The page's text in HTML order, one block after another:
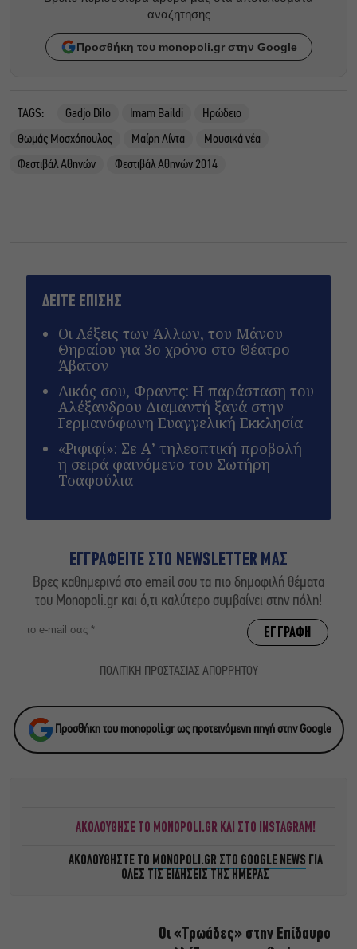
αναζητησης
Προσθήκη του monopoli.gr στην Google
TAGS: Gadjo Dilo Imam Baildi
Ηρώδειο
Θωμάς Μοσχόπουλος
Μαίρη Λίντα
Μουσικά νέα
Φεστιβάλ Αθηνών
Φεστιβάλ Αθηνών 2014
ΔΕΙΤΕ ΕΠΙΣΗΣ
Οι Λέξεις των Άλλων, του Μάνου
Θηραίου για 3ο χρόνο στο Θέατρο
Άβατον
Δικός σου, Φραντς: Η παράσταση του
Αλέξανδρου Διαμαντή ξανά στην
Γερμανόφωνη Ευαγγελική Εκκλησία
«Ριφιφί»: Σε Α’ τηλεοπτική προβολή
η σειρά φαινόμενο του Σωτήρη
Τσαφούλια
ΕΓΓΡΑΦΕΙΤΕ ΣΤΟ NEWSLETTER ΜΑΣ
Βρες καθημερινά στο email σου τα πιο δημοφιλή θέματα
του Monopoli.gr και ό,τι καλύτερο συμβαίνει στην πόλη!
ΠΟΛΙΤΙΚΗ ΠΡΟΣΤΑΣΙΑΣ ΑΠΟΡΡΗΤΟΥ
Προσθήκη του monopoli.gr ως προτεινόμενη πηγή στην Google
ΑΚΟΛΟΥΘΗΣΕ ΤΟ MONOPOLI.GR ΚΑΙ ΣΤΟ INSTAGRAM!
ΑΚΟΛΟΥΘΗΣΤΕ ΤΟ MONOPOLI.GR ΣΤΟ GOOGLE NEWS ΓΙΑ
ΟΛΕΣ ΤΙΣ ΕΙΔΗΣΕΙΣ ΤΗΣ ΗΜΕΡΑΣ
Οι «Τρωάδες» στην Επίδαυρο